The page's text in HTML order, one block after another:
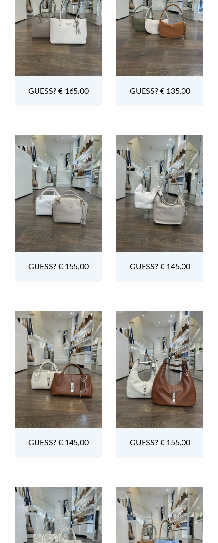
GUESS? € 165,00 GUESS? € 135,00
GUESS? € 155,00 GUESS? € 145,00
GUESS? € 145,00 GUESS? € 155,00